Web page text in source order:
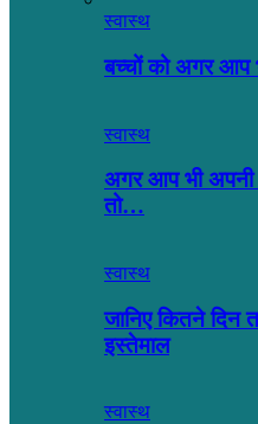
स्वास्थ
बच्चों को अगर
स्वास्थ
अगर आप भी अपनी
तो…
स्वास्थ
जानिए कितने दिन
इस्तेमाल
स्वास्थ